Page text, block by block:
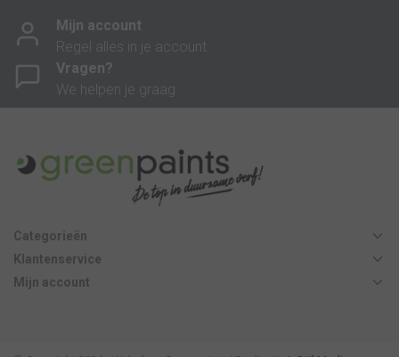
Mijn account
Regel alles in je account.
Vragen?
We helpen je graag.
Categorieën
Klantenservice
Mijn account